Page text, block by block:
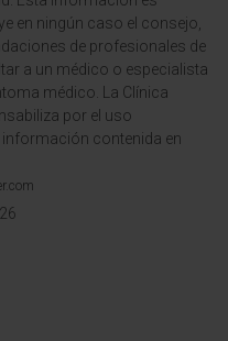
en ningún caso el consejo,
de profesionales de
a un médico o especialista
médico. La Clínica
por el uso
contenida en